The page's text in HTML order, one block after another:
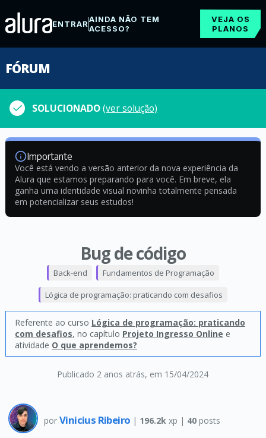
ENTRARAINDA NÃO TEM
ACESSO?
VEJA OS
PLANOS
FÓRUM
SOLUCIONADO(ver solução)
Importante
Você está vendo a versão anterior da nova experiência da
Alura que estamos preparando para você. Em breve, ela
ganha uma identidade visual novinha totalmente pensada
em potencializar seus estudos!
Bug de código
Publicado 2 anos atrás, em 15/04/2024
Back-end Fundamentos de Programação
Lógica de programação: praticando com desafios
Referente ao curso Lógica de programação: praticando
com desafios, no capítulo Projeto Ingresso Online e
atividade O que aprendemos?
por Vinicius Ribeiro | 196.2k xp | 40posts